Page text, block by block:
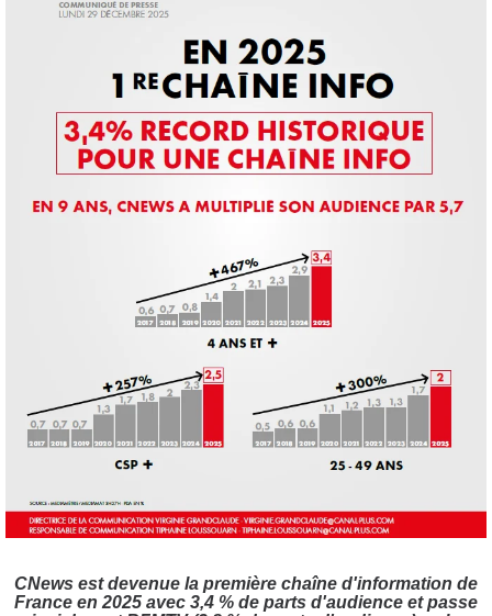
CNews est devenue la première chaîne d'information de
France en 2025 avec 3,4 % de parts d'audience et passe